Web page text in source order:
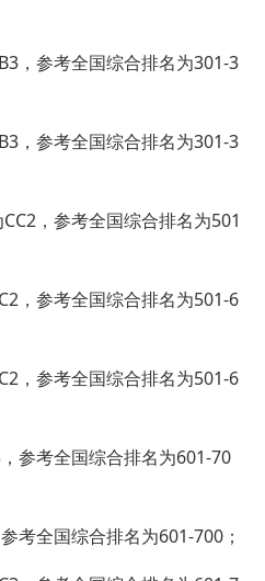
，参考全国综合排名为301-3
，参考全国综合排名为301-3
，参考全国综合排名为501
，参考全国综合排名为501-6
，参考全国综合排名为501-6
参考全国综合排名为601-70
考全国综合排名为601-700；